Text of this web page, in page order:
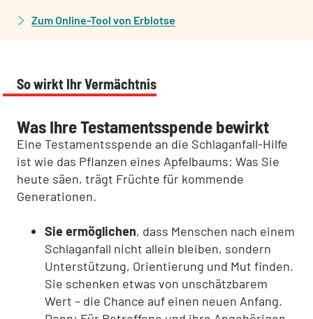
Zum Online-Tool von Erblotse
So wirkt Ihr Vermächtnis
Was Ihre Testamentsspende bewirkt
Eine Testamentsspende an die Schlaganfall-Hilfe
ist wie das Pflanzen eines Apfelbaums: Was Sie
heute säen, trägt Früchte für kommende
Generationen.
Sie ermöglichen, dass Menschen nach einem
Schlaganfall nicht allein bleiben, sondern
Unterstützung, Orientierung und Mut finden.
Sie schenken etwas von unschätzbarem
Wert – die Chance auf einen neuen Anfang.